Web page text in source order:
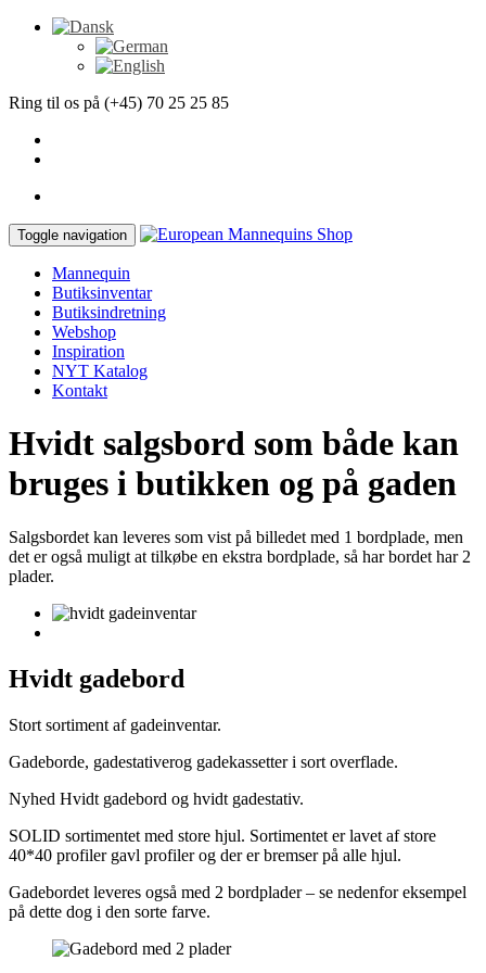
Ring til os på (+45) 70 25 25 85
Toggle navigation
Mannequin
Butiksinventar
Butiksindretning
Webshop
Inspiration
NYT Katalog
Kontakt
Hvidt salgsbord som både kan
bruges i butikken og på gaden
Salgsbordet kan leveres som vist på billedet med 1 bordplade, men
det er også muligt at tilkøbe en ekstra bordplade, så har bordet har 2
plader.
Hvidt gadebord
Stort sortiment af gadeinventar.
Gadeborde, gadestativerog gadekassetter i sort overflade.
Nyhed Hvidt gadebord og hvidt gadestativ.
SOLID sortimentet med store hjul. Sortimentet er lavet af store
40*40 profiler gavl profiler og der er bremser på alle hjul.
Gadebordet leveres også med 2 bordplader – se nedenfor eksempel
på dette dog i den sorte farve.